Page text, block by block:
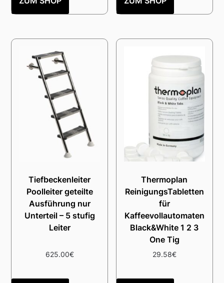
Tiefbeckenleiter
Poolleiter geteilte
Ausführung nur
Unterteil – 5 stufig
Leiter
625.00€
Thermoplan
ReinigungsTabletten
für
Kaffeevollautomaten
Black&White 1 2 3
One Tig
29.58€